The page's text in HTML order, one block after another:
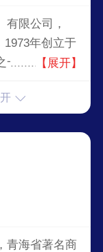
有限公司，
1973年创立于
一，因其创意
【展开】
青海省著名商